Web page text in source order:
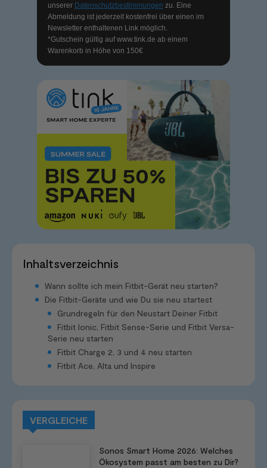
unserer Datenschutzbestimmungen zu. Eine
Abmeldung ist jederzeit kostenfrei über einen im
Newsletter enthaltenen Link möglich.
*Gutschein gültig aufwww.tink.de ab einem
Warenkorb in Höhe von 150€
Inhaltsverzeichnis
Wann sollte ich mein Fitbit-Gerät neu starten?
Die Fitbit-Geräte und wie Du sie neu startest
Grundregeln für den Neustart Deiner Fitbit
Fitbit Ionic, Fitbit Sense-Serie und Fitbit Versa-
Serie neu starten
Fitbit Charge 2, 3 und 4 neu starten
Fitbit Ace, Alta und Inspire
VERGLEICHE
Sonos Smart Home 2026: Welches
Ökosystem passt am besten zu Dir?